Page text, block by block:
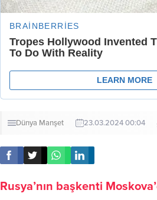
Dünya Manşet 23.03.2024 00:04
Rusya’nın başkenti